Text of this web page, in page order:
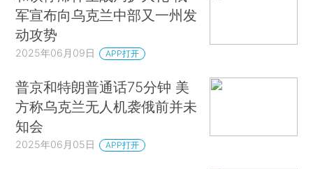
军宣布向乌克兰中部又一州发
动攻势
2025年06月09日 APP打开
普京和特朗普通话75分钟 美
方称乌克兰无人机袭俄前并未
知会
2025年06月05日 APP打开